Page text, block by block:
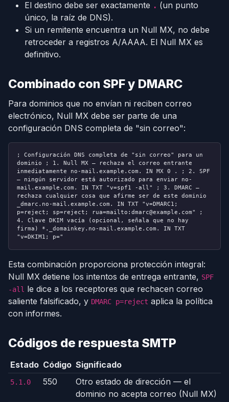
El destino debe ser exactamente . (un punto
único, la raíz de DNS).
Si un remitente encuentra un Null MX, no debe
retroceder a registros A/AAAA. El Null MX es
definitivo.
Combinado con SPF y DMARC
Para dominios que no envían ni reciben correo
electrónico, Null MX debe ser parte de una
configuración DNS completa de "sin correo":
; Configuración DNS completa de "sin correo" para un
dominio
; 1. Null MX — rechaza el correo entrante
inmediatamente no-mail.example.com. IN MX 0 .
; 2. SPF
— ningún servidor está autorizado para enviar no-
mail.example.com. IN TXT "v=spf1 -all"
; 3. DMARC —
rechaza cualquier cosa que afirme ser de este dominio
_dmarc.no-mail.example.com. IN TXT "v=DMARC1;
p=reject; sp=reject; rua=mailto:dmarc@example.com"
;
4. Clave DKIM vacía (opcional, señala que no hay
firma)
*._domainkey.no-mail.example.com. IN TXT
"v=DKIM1; p="
Esta combinación proporciona protección integral:
Null MX detiene los intentos de entrega entrante, SPF
-all le dice a los receptores que rechacen correo
saliente falsificado, y DMARC p=reject aplica la política
con informes.
Códigos de respuesta SMTP
Estado Código Significado
5.1.0 550
Otro estado de dirección — el
dominio no acepta correo (Null MX)